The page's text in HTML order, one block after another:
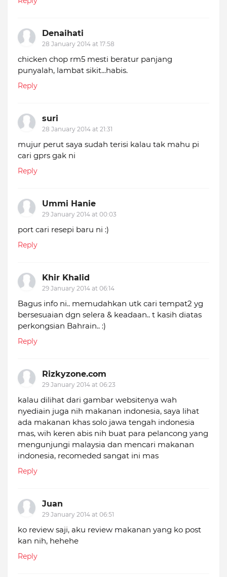
Denaihati
28 January 2014 at 17:58
chicken chop rm5 mesti beratur panjang
punyalah, lambat sikit...habis.
Reply
suri
28 January 2014 at 21:31
mujur perut saya sudah terisi kalau tak mahu pi
cari gprs gak ni
Reply
Ummi Hanie
29 January 2014 at 00:03
port cari resepi baru ni :)
Reply
Khir Khalid
29 January 2014 at 06:14
Bagus info ni.. memudahkan utk cari tempat2 yg
bersesuaian dgn selera & keadaan.. t kasih diatas
perkongsian Bahrain.. :)
Reply
Rizkyzone.com
29 January 2014 at 06:23
kalau dilihat dari gambar websitenya wah
nyediain juga nih makanan indonesia, saya lihat
ada makanan khas solo jawa tengah indonesia
mas, wih keren abis nih buat para pelancong yang
mengunjungi malaysia dan mencari makanan
indonesia, recomeded sangat ini mas
Reply
Juan
29 January 2014 at 06:51
ko review saji, aku review makanan yang ko post
kan nih, hehehe
Reply